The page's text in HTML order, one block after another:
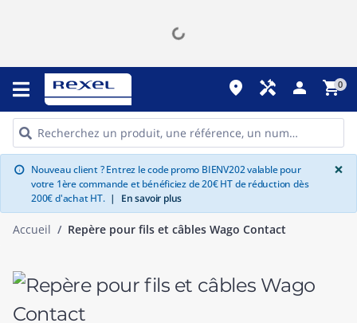
place handyman person shopping_cart0
info Nouveau client ? Entrez le code promo BIENV202 valable pour
votre 1ère commande et bénéficiez de 20€ HT de réduction dès
200€ d'achat HT. | En savoir plus
×
Accueil Repère pour fils et câbles Wago Contact